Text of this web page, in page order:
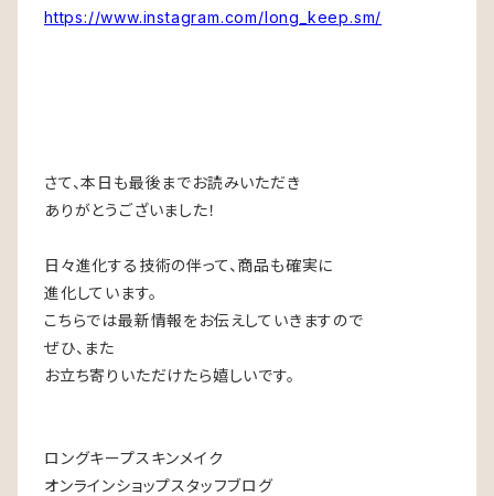
https://www.instagram.com/long_keep.sm/
さて、本日も最後までお読みいただき
ありがとうございました！
日々進化する技術の伴って、商品も確実に
進化しています。
こちらでは最新情報をお伝えしていきますので
ぜひ、また
お立ち寄りいただけたら嬉しいです。
ロングキープスキンメイク
オンラインショップスタッフブログ